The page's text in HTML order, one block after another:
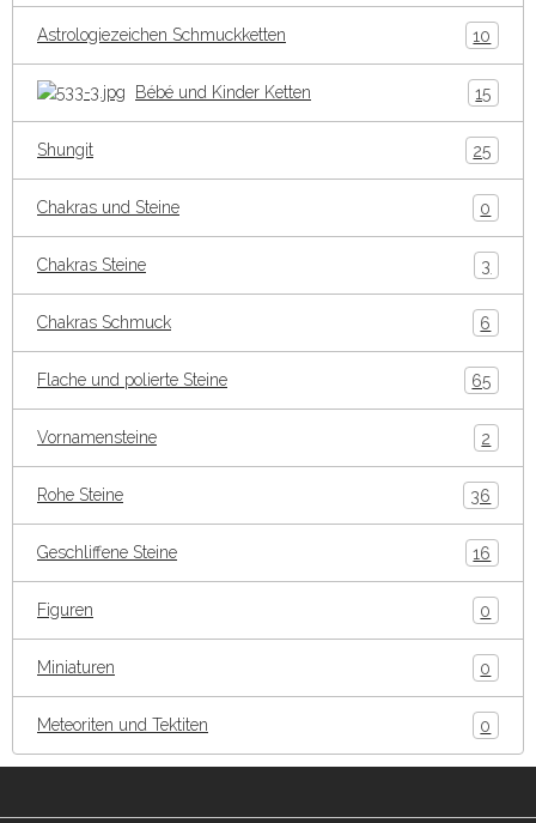
Astrologiezeichen Schmuckketten 10
Bébé und Kinder Ketten 15
Shungit 25
Chakras und Steine 0
Chakras Steine 3
Chakras Schmuck 6
Flache und polierte Steine 65
Vornamensteine 2
Rohe Steine 36
Geschliffene Steine 16
Figuren 0
Miniaturen 0
Meteoriten und Tektiten 0